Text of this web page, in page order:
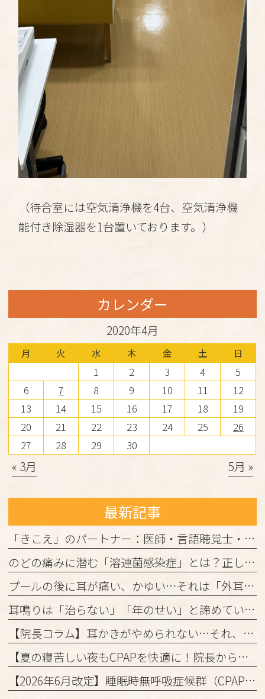
（待合室には空気清浄機を4台、空気清浄機
能付き除湿器を1台置いております。）
カレンダー
2020年4月
月 火 水 木 金 土 日
1 2 3 4
5
6
7 8 9 10 11
12
13
14 15 16 17 18
19
20
21 22 23 24 25
26
27
28 29 30
« 3月 5月 »
最新記事
「きこえ」のパートナー：医師・言語聴覚士・認定補聴器技能者の3者が連携して進める「安心の補聴器外来」
のどの痛みに潜む「溶連菌感染症」とは？正しく理解して、しっかり治しましょう
プールの後に耳が痛い、かゆい…それは「外耳炎」かもしれません。
耳鳴りは「治らない」「年のせい」と諦めていませんか？
【院長コラム】耳かきがやめられない…それ、「かゆみの悪循環」かもしれません！
【夏の寝苦しい夜もCPAPを快適に！院長からの3つのアドバイス】
【2026年6月改定】睡眠時無呼吸症候群（CPAP治療）の保険ルール変更と当院からのお知らせ